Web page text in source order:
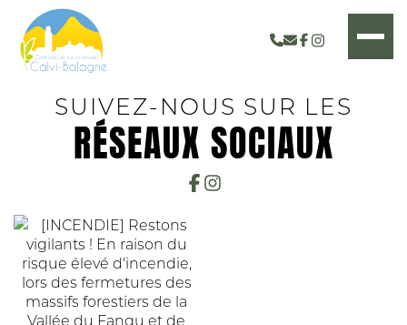
SUIVEZ-NOUS SUR LES
RÉSEAUX SOCIAUX